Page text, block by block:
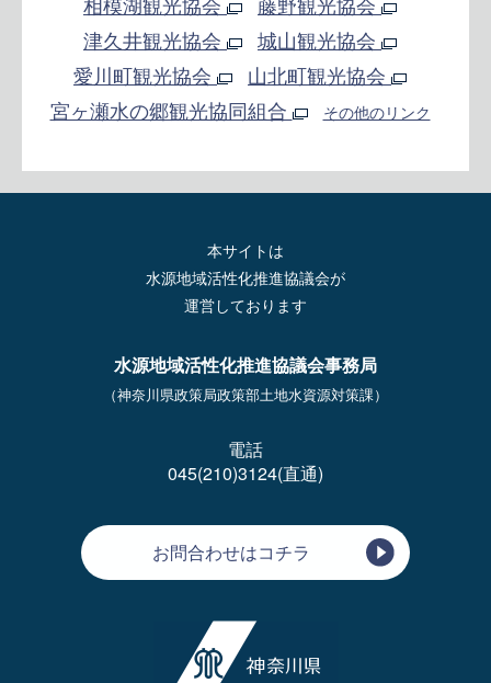
津久井観光協会
城山観光協会
愛川町観光協会
山北町観光協会
宮ヶ瀬水の郷観光協同組合
その他のリンク
本サイトは
水源地域活性化推進協議会が
運営しております
水源地域活性化推進協議会事務局
（神奈川県政策局政策部土地水資源対策課）
電話
045(210)3124(直通)
お問合わせはコチラ